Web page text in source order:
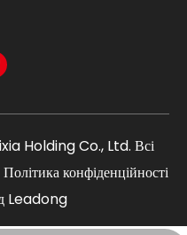
Holding Co., Ltd. Всі
Політика конфіденційності
Leadong